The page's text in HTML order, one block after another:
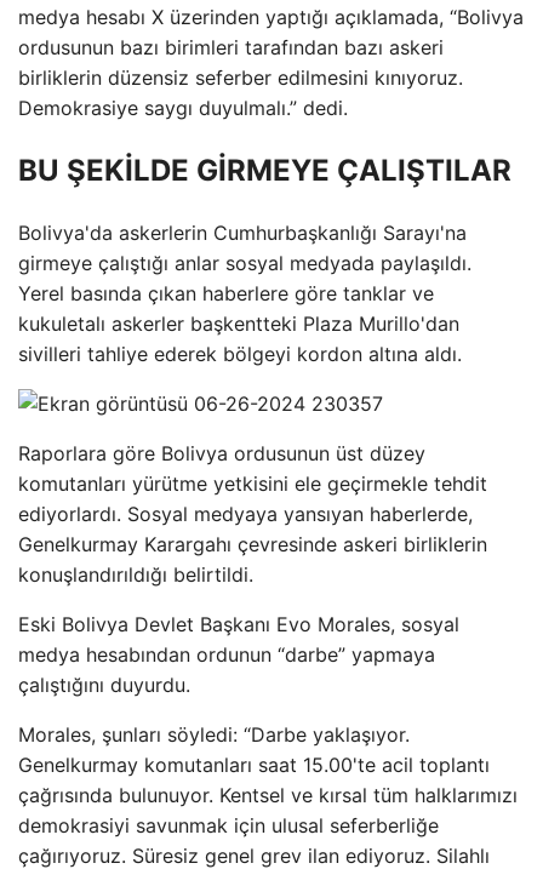
medya hesabı X üzerinden yaptığı açıklamada, “Bolivya
ordusunun bazı birimleri tarafından bazı askeri
birliklerin düzensiz seferber edilmesini kınıyoruz.
Demokrasiye saygı duyulmalı.” dedi.
BU ŞEKİLDE GİRMEYE ÇALIŞTILAR
Bolivya'da askerlerin Cumhurbaşkanlığı Sarayı'na
girmeye çalıştığı anlar sosyal medyada paylaşıldı.
Yerel basında çıkan haberlere göre tanklar ve
kukuletalı askerler başkentteki Plaza Murillo'dan
sivilleri tahliye ederek bölgeyi kordon altına aldı.
Raporlara göre Bolivya ordusunun üst düzey
komutanları yürütme yetkisini ele geçirmekle tehdit
ediyorlardı. Sosyal medyaya yansıyan haberlerde,
Genelkurmay Karargahı çevresinde askeri birliklerin
konuşlandırıldığı belirtildi.
Eski Bolivya Devlet Başkanı Evo Morales, sosyal
medya hesabından ordunun “darbe” yapmaya
çalıştığını duyurdu.
Morales, şunları söyledi: “Darbe yaklaşıyor.
Genelkurmay komutanları saat 15.00'te acil toplantı
çağrısında bulunuyor. Kentsel ve kırsal tüm halklarımızı
demokrasiyi savunmak için ulusal seferberliğe
çağırıyoruz. Süresiz genel grev ilan ediyoruz. Silahlı